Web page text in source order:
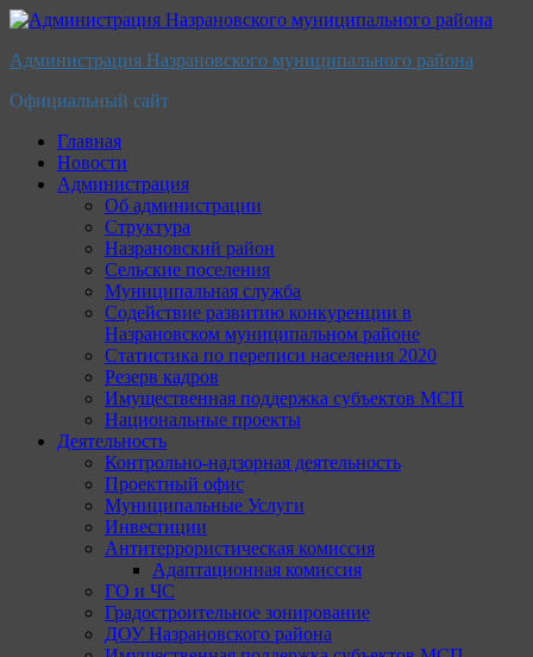
Перейти
содержимому
Администрация Назрановского муниципального района
Официальный сайт
Главная
Новости
Администрация
Об администрации
Структура
Назрановский район
Сельские поселения
Муниципальная служба
Содействие развитию конкуренции в
Назрановском муниципальном районе
Статистика по переписи населения 2020
Резерв кадров
Имущественная поддержка субъектов МСП
Национальные проекты
Деятельность
Контрольно-надзорная деятельность
Проектный офис
Муниципальные Услуги
Инвестиции
Антитеррористическая комиссия
Адаптационная комиссия
ГО и ЧС
Градостроительное зонирование
ДОУ Назрановского района